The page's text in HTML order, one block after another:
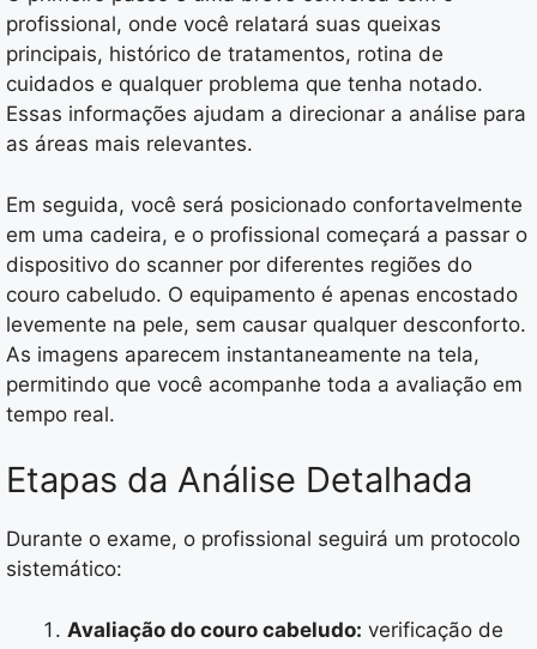
profissional, onde você relatará suas queixas
principais, histórico de tratamentos, rotina de
cuidados e qualquer problema que tenha notado.
Essas informações ajudam a direcionar a análise para
as áreas mais relevantes.
Em seguida, você será posicionado confortavelmente
em uma cadeira, e o profissional começará a passar o
dispositivo do scanner por diferentes regiões do
couro cabeludo. O equipamento é apenas encostado
levemente na pele, sem causar qualquer desconforto.
As imagens aparecem instantaneamente na tela,
permitindo que você acompanhe toda a avaliação em
tempo real.
Etapas da Análise Detalhada
Durante o exame, o profissional seguirá um protocolo
sistemático:
Avaliação do couro cabeludo: verificação de